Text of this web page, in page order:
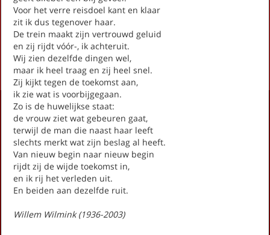
Echtpaar in de trein
Troostlied voor wie met Kerst alleen zijn
«First‹Previous
1 ›Next»Last
Voor het verre reisdoel kant en klaar
zit ik dus tegenover haar.
De trein maakt zijn vertrouwd geluid
en zij rijdt vóór-, ik achteruit.
Wij zien dezelfde dingen wel,
maar ik heel traag en zij heel snel.
Zij kijkt tegen de toekomst aan,
ik zie wat is voorbijgegaan.
Zo is de huwelijkse staat:
de vrouw ziet wat gebeuren gaat,
terwijl de man die naast haar leeft
slechts merkt wat zijn beslag al heeft.
Van nieuw begin naar nieuw begin
rijdt zij de wijde toekomst in,
en ik rij het verleden uit.
En beiden aan dezelfde ruit.
Willem Wilmink (1936-2003)
Activiteiten
Lezingen door en over schrijvers
Stadsdichtersduo van Zeist
Boek & Film
Literatuurprijs Zeist
Leesclubs / leesgroepen
Verhalenproject '80 jaar Vrijheid'
Wereldwijd Vertelcafé Zeist